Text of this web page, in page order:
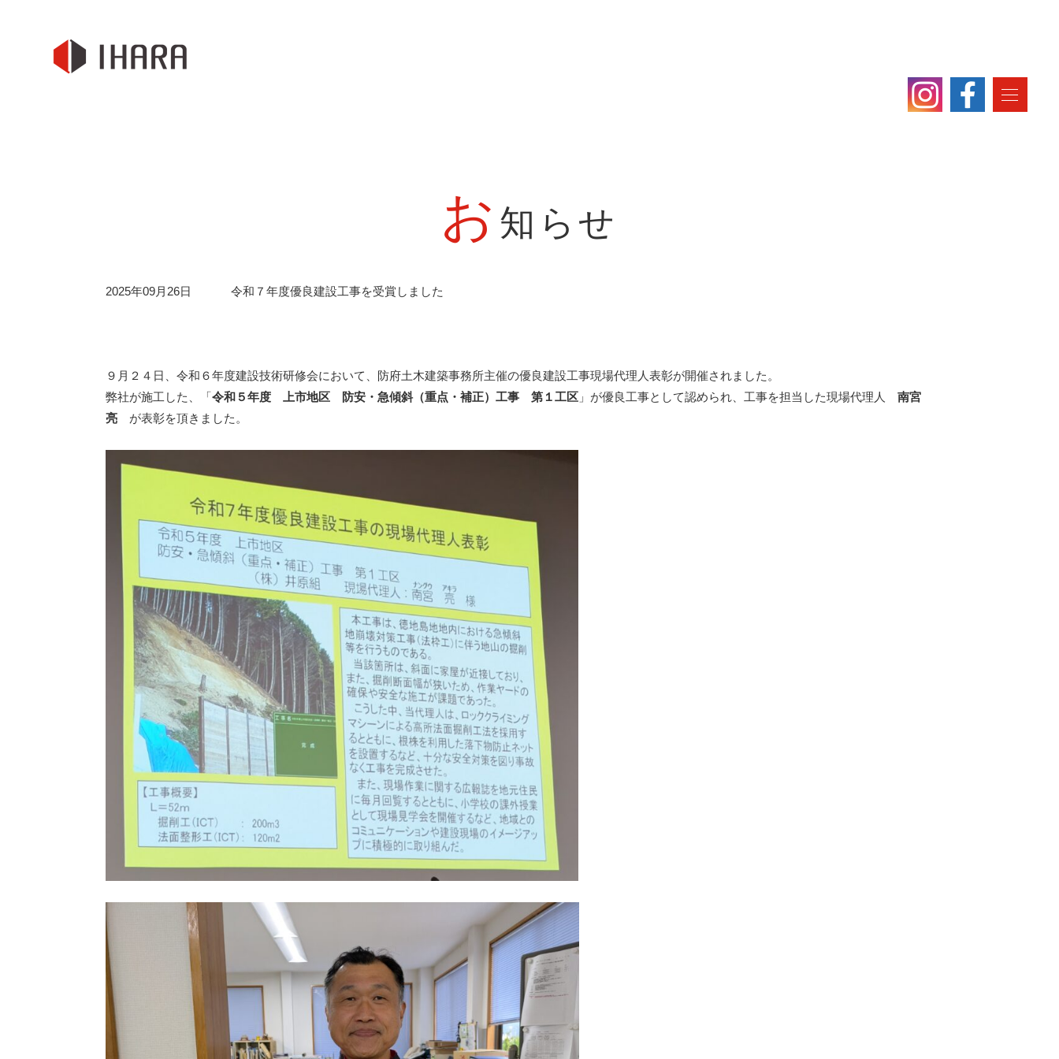
お 知らせ
2025年09月26日 令和７年度優良建設工事を受賞しました
９月２４日、令和６年度建設技術研修会において、防府土木建築事務所主催の優良建設工事現場代理人表彰が開催されました。
弊社が施工した、「令和５年度 上市地区 防安・急傾斜（重点・補正）工事 第１工区 」が優良工事として認められ、工事を担当した現場代理人南宮
亮 が表彰を頂きました。